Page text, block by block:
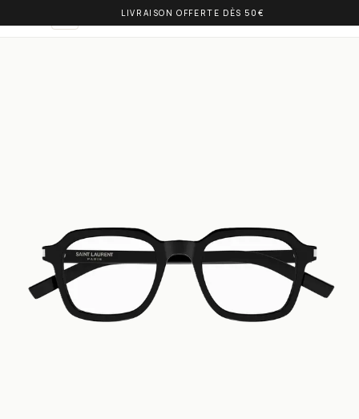
LIVRAISON OFFERTE DÈS 50€
OLIVIA BALM